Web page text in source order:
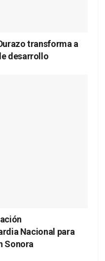
transforma a
desarrollo
Nacional para
Sonora